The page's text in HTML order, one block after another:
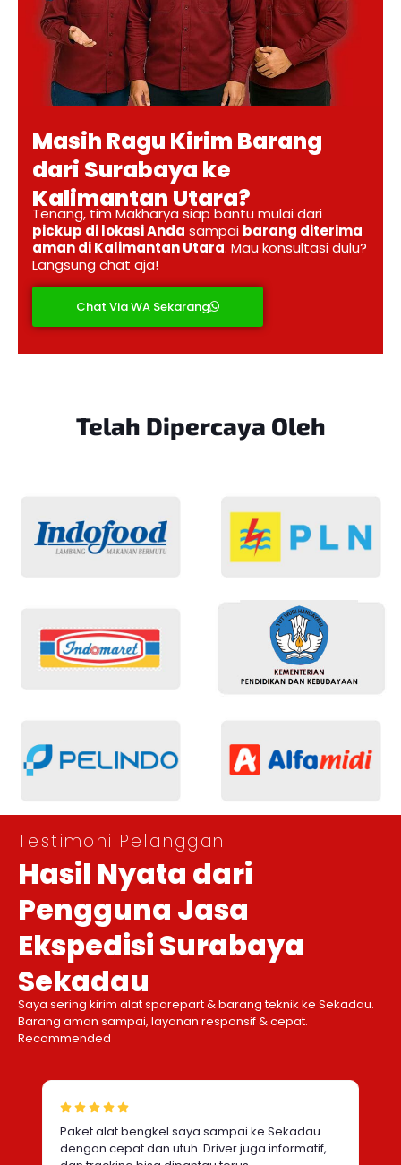
Masih Ragu Kirim Barang
dari Surabaya ke
Kalimantan Utara?
Tenang, tim Makharya siap bantu mulai dari
pickup di lokasi Anda sampai barang diterima
aman di Kalimantan Utara. Mau konsultasi dulu?
Langsung chat aja!
Chat Via WA Sekarang
Telah Dipercaya Oleh
Testimoni Pelanggan
Hasil Nyata dari
Pengguna Jasa
Ekspedisi Surabaya
Sekadau
Saya sering kirim alat sparepart & barang teknik ke Sekadau.
Barang aman sampai, layanan responsif & cepat.
Recommended
Paket alat bengkel saya sampai ke Sekadau
dengan cepat dan utuh. Driver juga informatif,